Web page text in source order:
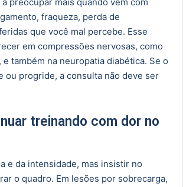
fraqueza, perda de
que você mal percebe. Esse
em compressões nervosas, como
também na neuropatia diabética. Se o
ou progride, a consulta não deve ser
treinando com dor no
e da intensidade, mas insistir no
o quadro. Em lesões por sobrecarga,